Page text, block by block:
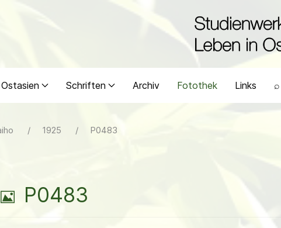
Schriften Archiv Fotothek Links ⌕
1925 P0483
B
P0483